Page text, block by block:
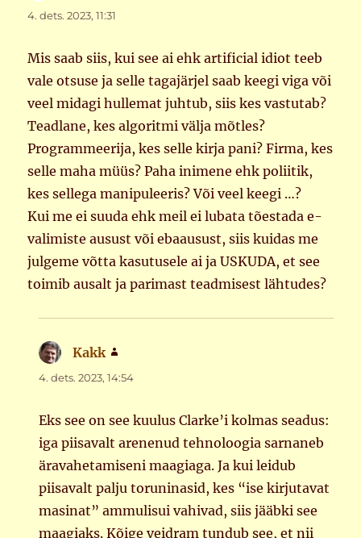
4. dets. 2023, 11:31
Mis saab siis, kui see ai ehk artificial idiot teeb
vale otsuse ja selle tagajärjel saab keegi viga või
veel midagi hullemat juhtub, siis kes vastutab?
Teadlane, kes algoritmi välja mõtles?
Programmeerija, kes selle kirja pani? Firma, kes
selle maha müüs? Paha inimene ehk poliitik,
kes sellega manipuleeris? Või veel keegi …?
Kui me ei suuda ehk meil ei lubata tõestada e-
valimiste ausust või ebaausust, siis kuidas me
julgeme võtta kasutusele ai ja USKUDA, et see
toimib ausalt ja parimast teadmisest lähtudes?
Kakk
4. dets. 2023, 14:54
Eks see on see kuulus Clarke’i kolmas seadus:
iga piisavalt arenenud tehnoloogia sarnaneb
äravahetamiseni maagiaga. Ja kui leidub
piisavalt palju toruninasid, kes “ise kirjutavat
masinat” ammulisui vahivad, siis jääbki see
maagiaks. Kõige veidram tundub see, et nii